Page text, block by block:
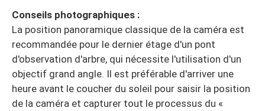
Conseils photographiques :
La position panoramique classique de la caméra est
recommandée pour le dernier étage d'un pont
d'observation d'arbre, qui nécessite l'utilisation d'un
objectif grand angle. Il est préférable d'arriver une
heure avant le coucher du soleil pour saisir la position
de la caméra et capturer tout le processus du «